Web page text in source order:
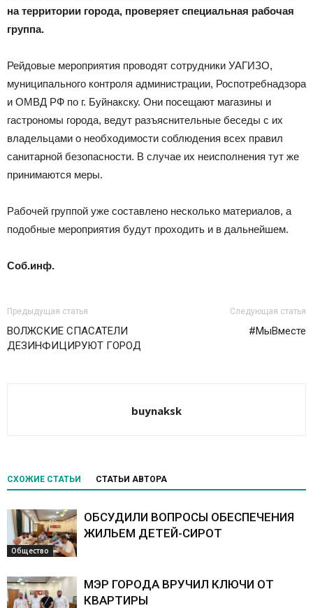
на территории города, проверяет специальная рабочая
группа.
Рейдовые мероприятия проводят сотрудники УАГИЗО,
муниципального контроля администрации, Роспотребнадзора
и ОМВД РФ по г. Буйнакску. Они посещают магазины и
гастрономы города, ведут разъяснительные беседы с их
владельцами о необходимости соблюдения всех правил
санитарной безопасности. В случае их неисполнения тут же
принимаются меры.
Рабочей группой уже составлено несколько материалов, а
подобные мероприятия будут проходить и в дальнейшем.
Соб.инф.
Предыдущая статья
ВОЛЖСКИЕ СПАСАТЕЛИ
ДЕЗИНФИЦИРУЮТ ГОРОД
Следующая статья
#МыВместе
buynaksk
СХОЖИЕ СТАТЬИ СТАТЬИ АВТОРА
Общество
ОБСУДИЛИ ВОПРОСЫ ОБЕСПЕЧЕНИЯ
ЖИЛЬЕМ ДЕТЕЙ-СИРОТ
МЭР ГОРОДА ВРУЧИЛ КЛЮЧИ ОТ
КВАРТИРЫ